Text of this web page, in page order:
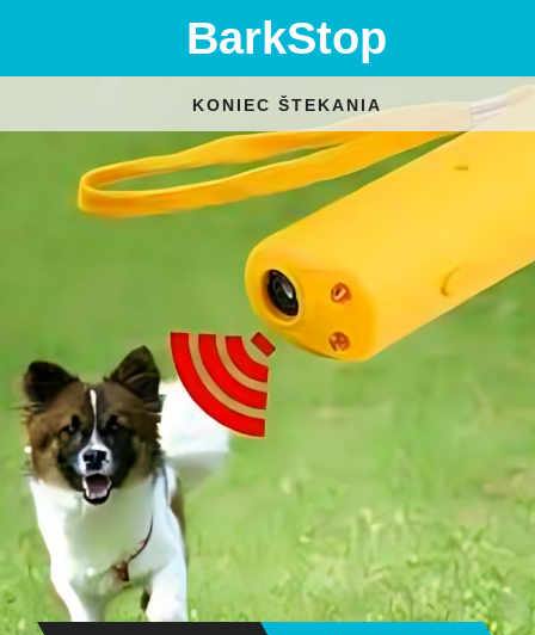
BarkStop
KONIEC ŠTEKANIA